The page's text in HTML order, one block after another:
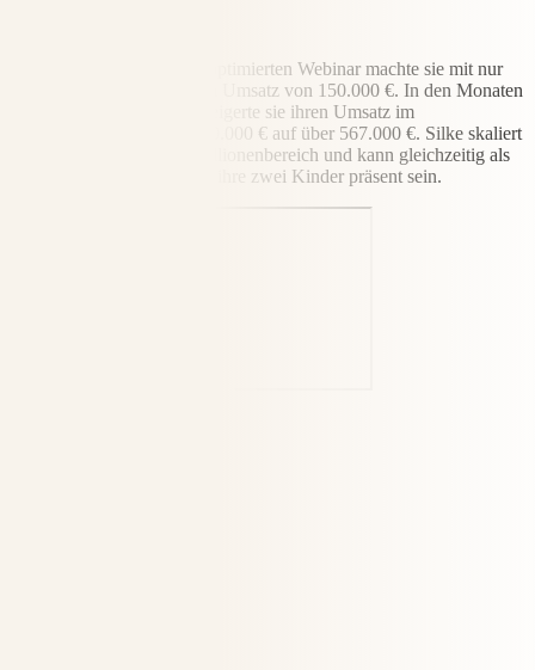
Allein mit einem einzigen optimierten Webinar machte sie mit nur
2.000 € Werbebudget einen Umsatz von 150.000 €. In den Monaten
seit der Zusammenarbeit steigerte sie ihren Umsatz im
Vergleichszeitraum von 380.000 € auf über 567.000 €. Silke skaliert
ihr Business nun in den Millionenbereich und kann gleichzeitig als
alleinerziehende Mutter für ihre zwei Kinder präsent sein.